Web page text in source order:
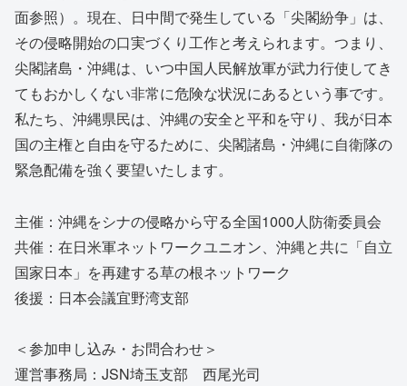
面参照）。現在、日中間で発生している「尖閣紛争」は、
その侵略開始の口実づくり工作と考えられます。つまり、
尖閣諸島・沖縄は、いつ中国人民解放軍が武力行使してき
てもおかしくない非常に危険な状況にあるという事です。
私たち、沖縄県民は、沖縄の安全と平和を守り、我が日本
国の主権と自由を守るために、尖閣諸島・沖縄に自衛隊の
緊急配備を強く要望いたします。
主催：沖縄をシナの侵略から守る全国1000人防衛委員会
共催：在日米軍ネットワークユニオン、沖縄と共に「自立
国家日本」を再建する草の根ネットワーク
後援：日本会議宜野湾支部
＜参加申し込み・お問合わせ＞
運営事務局：JSN埼玉支部 西尾光司